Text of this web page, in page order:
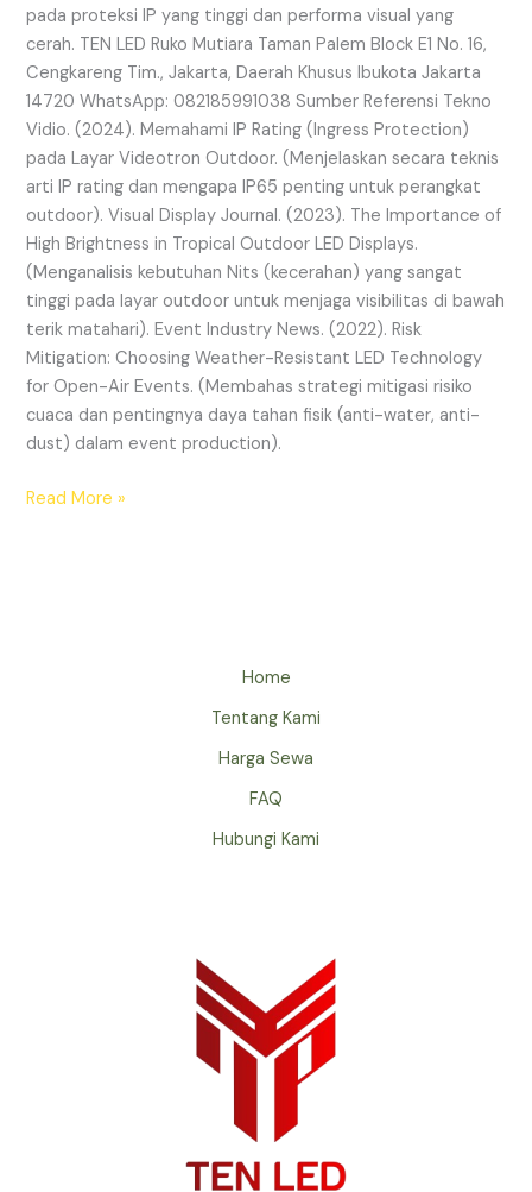
pada proteksi IP yang tinggi dan performa visual yang
cerah. TEN LED Ruko Mutiara Taman Palem Block E1 No. 16,
Cengkareng Tim., Jakarta, Daerah Khusus Ibukota Jakarta
14720 WhatsApp: 082185991038 Sumber Referensi Tekno
Vidio. (2024). Memahami IP Rating (Ingress Protection)
pada Layar Videotron Outdoor. (Menjelaskan secara teknis
arti IP rating dan mengapa IP65 penting untuk perangkat
outdoor). Visual Display Journal. (2023). The Importance of
High Brightness in Tropical Outdoor LED Displays.
(Menganalisis kebutuhan Nits (kecerahan) yang sangat
tinggi pada layar outdoor untuk menjaga visibilitas di bawah
terik matahari). Event Industry News. (2022). Risk
Mitigation: Choosing Weather-Resistant LED Technology
for Open-Air Events. (Membahas strategi mitigasi risiko
cuaca dan pentingnya daya tahan fisik (anti-water, anti-
dust) dalam event production).
Read More »
Home
Tentang Kami
Harga Sewa
FAQ
Hubungi Kami